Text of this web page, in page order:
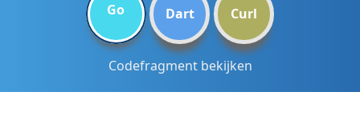
Go Dart Curl
Codefragment bekijken